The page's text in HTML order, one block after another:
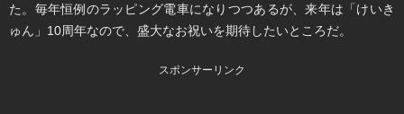
た。毎年恒例のラッピング電車になりつつあるが、来年は「けいき
ゅん」10周年なので、盛大なお祝いを期待したいところだ。
スポンサーリンク